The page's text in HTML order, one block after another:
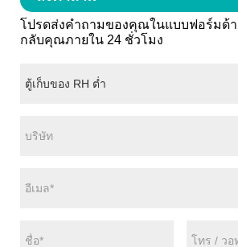
โปรดส่งคำถามของคุณในแบบฟอร์มด้า
กลับคุณภายใน 24 ชั่วโมง